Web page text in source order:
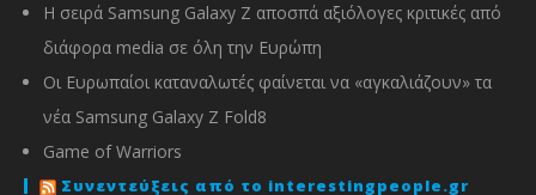
Η σειρά Samsung Galaxy Z αποσπά αξιόλογες κριτικές από
διάφορα media σε όλη την Ευρώπη
Οι Ευρωπαίοι καταναλωτές φαίνεται να «αγκαλιάζουν» τα
νέα Samsung Galaxy Z Fold8
Game of Warriors
Συνεντεύξεις από το interestingpeople.gr